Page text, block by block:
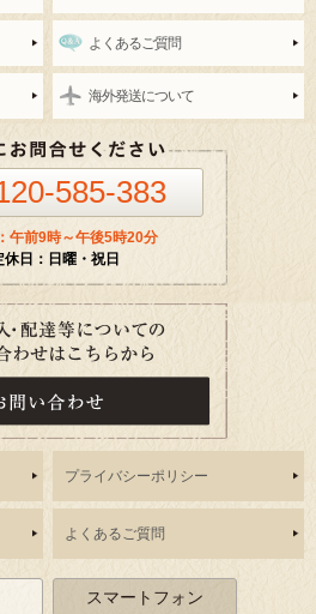
よくあるご質問
海外発送について
585-383
午前9時～午後5時20分
日：日曜・祝日
プライバシーポリシー
よくあるご質問
スマートフォン